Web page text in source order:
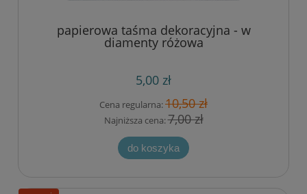
papierowa taśma dekoracyjna - w
diamenty różowa
5,00 zł
Cena regularna:10,50 zł
Najniższa cena:7,00 zł
do koszyka